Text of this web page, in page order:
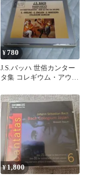
¥780
J.S.バッハ 世俗カンター
タ集 コレギウム・アウレ
¥1,800